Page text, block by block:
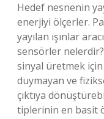
Hedef nesnenin
enerjiyi ölçerler.
yayılan ışınlar
sensörler
sinyal üretmek
duymayan ve
çıktıya
tiplerinin en basit